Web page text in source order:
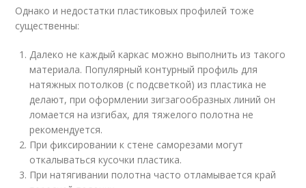
Однако и недостатки пластиковых профилей тоже
существенны:
Далеко не каждый каркас можно выполнить из такого
материала. Популярный контурный профиль для
натяжных потолков (с подсветкой) из пластика не
делают, при оформлении зигзагообразных линий он
ломается на изгибах, для тяжелого полотна не
рекомендуется.
При фиксировании к стене саморезами могут
откалываться кусочки пластика.
При натягивании полотна часто отламывается край